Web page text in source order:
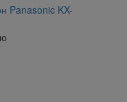
Panasonic KX-